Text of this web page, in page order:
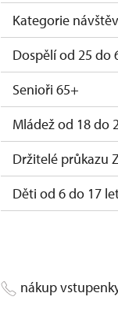
Průkaz Náš
Držitel
Kategorie
Dospělí od 25 do
Senioři 65+
Mládež od 18 do
Držitelé průkazu
Děti od 6 do 17
Pedagogický
nákup